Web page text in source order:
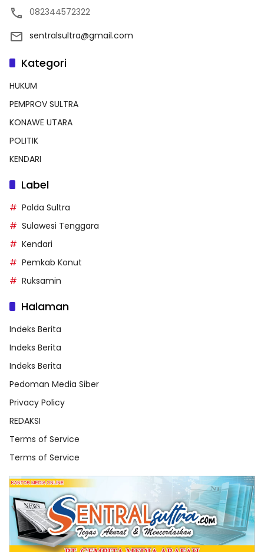
082344572322
sentralsultra@gmail.com
Kategori
HUKUM
PEMPROV SULTRA
KONAWE UTARA
POLITIK
KENDARI
Label
Polda Sultra
Sulawesi Tenggara
Kendari
Pemkab Konut
Ruksamin
Halaman
Indeks Berita
Indeks Berita
Indeks Berita
Pedoman Media Siber
Privacy Policy
REDAKSI
Terms of Service
Terms of Service